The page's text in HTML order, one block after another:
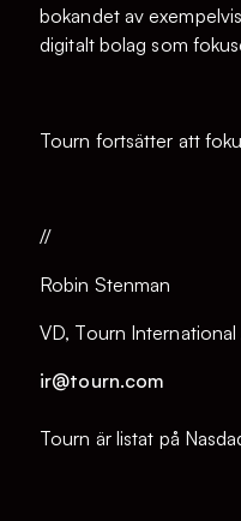
bokandet av
digitalt bolag som
Tourn fortsätter att
//
Robin Stenman
VD, Tourn International
ir@tourn.com
Tourn är listat på